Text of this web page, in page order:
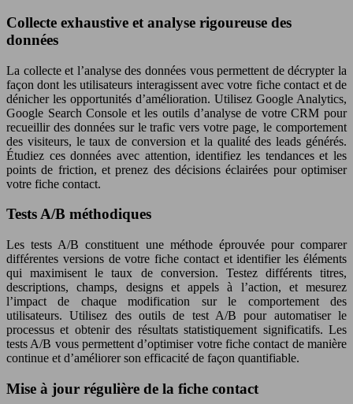
Collecte exhaustive et analyse rigoureuse des
données
La collecte et l’analyse des données vous permettent de décrypter la
façon dont les utilisateurs interagissent avec votre fiche contact et de
dénicher les opportunités d’amélioration. Utilisez Google Analytics,
Google Search Console et les outils d’analyse de votre CRM pour
recueillir des données sur le trafic vers votre page, le comportement
des visiteurs, le taux de conversion et la qualité des leads générés.
Étudiez ces données avec attention, identifiez les tendances et les
points de friction, et prenez des décisions éclairées pour optimiser
votre fiche contact.
Tests A/B méthodiques
Les tests A/B constituent une méthode éprouvée pour comparer
différentes versions de votre fiche contact et identifier les éléments
qui maximisent le taux de conversion. Testez différents titres,
descriptions, champs, designs et appels à l’action, et mesurez
l’impact de chaque modification sur le comportement des
utilisateurs. Utilisez des outils de test A/B pour automatiser le
processus et obtenir des résultats statistiquement significatifs. Les
tests A/B vous permettent d’optimiser votre fiche contact de manière
continue et d’améliorer son efficacité de façon quantifiable.
Mise à jour régulière de la fiche contact